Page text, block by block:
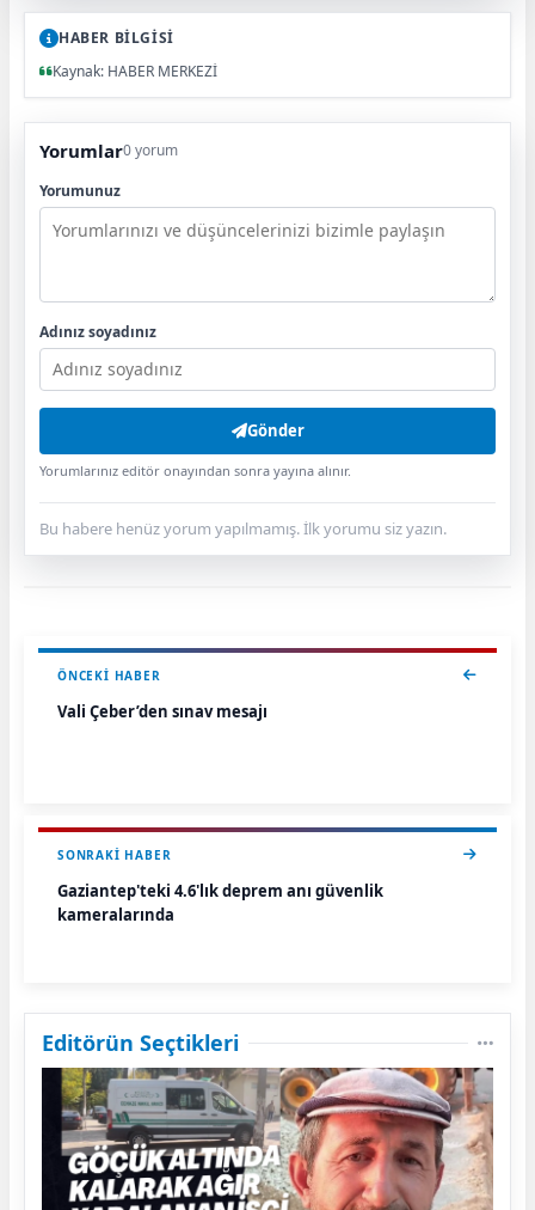
HABER BİLGİSİ
Kaynak: HABER MERKEZİ
Yorumlar0 yorum
Yorumunuz
Adınız soyadınız
Gönder
Yorumlarınız editör onayından sonra yayına alınır.
Bu habere henüz yorum yapılmamış. İlk yorumu siz yazın.
ÖNCEKI HABER
Vali Çeber’den sınav mesajı
SONRAKI HABER
Gaziantep'teki 4.6'lık deprem anı güvenlik
kameralarında
Editörün Seçtikleri